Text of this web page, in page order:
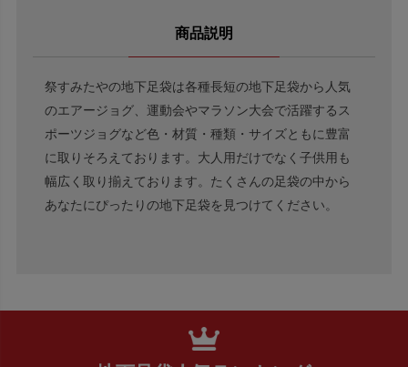
商品説明
祭すみたやの地下足袋は各種長短の地下足袋から人気
のエアージョグ、運動会やマラソン大会で活躍するス
ポーツジョグなど色・材質・種類・サイズともに豊富
に取りそろえております。大人用だけでなく子供用も
幅広く取り揃えております。たくさんの足袋の中から
あなたにぴったりの地下足袋を見つけてください。